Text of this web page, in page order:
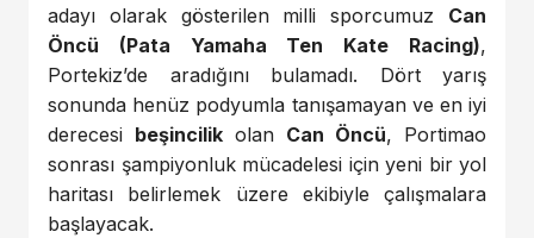
adayı olarak gösterilen milli sporcumuz Can
Öncü (Pata Yamaha Ten Kate Racing),
Portekiz’de aradığını bulamadı. Dört yarış
sonunda henüz podyumla tanışamayan ve en iyi
derecesi beşincilik olan Can Öncü, Portimao
sonrası şampiyonluk mücadelesi için yeni bir yol
haritası belirlemek üzere ekibiyle çalışmalara
başlayacak.